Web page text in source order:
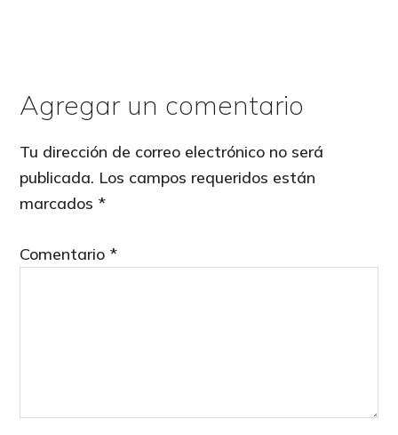
Reader
Interactions
Agregar un comentario
Tu dirección de correo electrónico no será
publicada. Los campos requeridos están
marcados *
Comentario *